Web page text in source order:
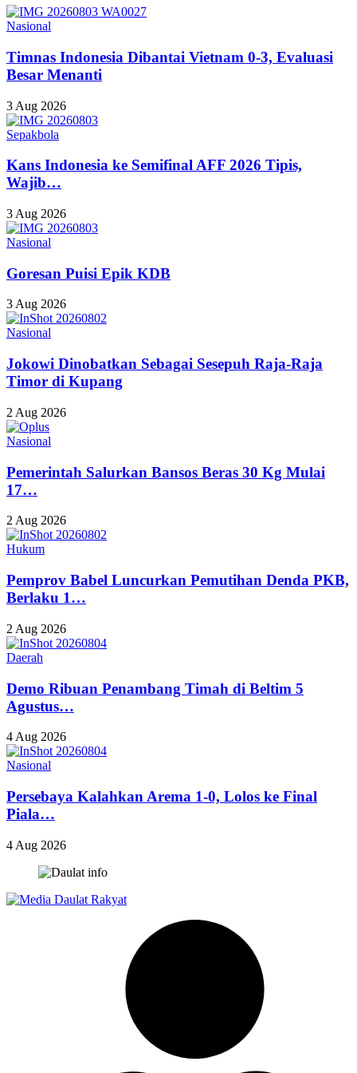
Nasional
Timnas Indonesia Dibantai Vietnam 0-3, Evaluasi
Besar Menanti
3 Aug 2026
Sepakbola
Kans Indonesia ke Semifinal AFF 2026 Tipis,
Wajib…
3 Aug 2026
Nasional
Goresan Puisi Epik KDB
3 Aug 2026
Nasional
Jokowi Dinobatkan Sebagai Sesepuh Raja-Raja
Timor di Kupang
2 Aug 2026
Nasional
Pemerintah Salurkan Bansos Beras 30 Kg Mulai
17…
2 Aug 2026
Hukum
Pemprov Babel Luncurkan Pemutihan Denda PKB,
Berlaku 1…
2 Aug 2026
Daerah
Demo Ribuan Penambang Timah di Beltim 5
Agustus…
4 Aug 2026
Nasional
Persebaya Kalahkan Arema 1-0, Lolos ke Final
Piala…
4 Aug 2026